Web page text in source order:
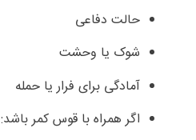
حالت دفاعی
شوک یا وحشت
آمادگی برای فرار یا حمله
اگر همراه با قوس کمر باشد: